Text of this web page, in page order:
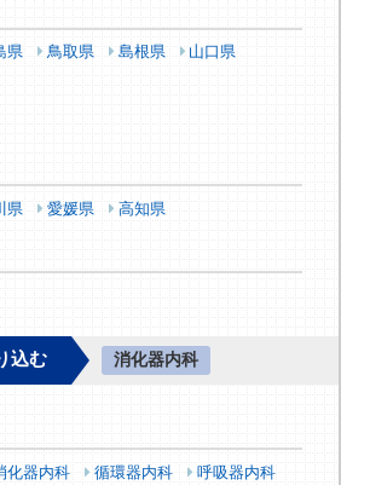
県 鳥取県 島根県 山口県
県 愛媛県 高知県
込む 消化器内科
化器内科 循環器内科
呼吸器内科